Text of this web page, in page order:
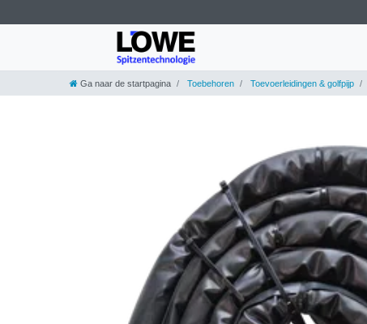
Ga naar de startpagina Toebehoren Toevoerleidingen & golfpijp